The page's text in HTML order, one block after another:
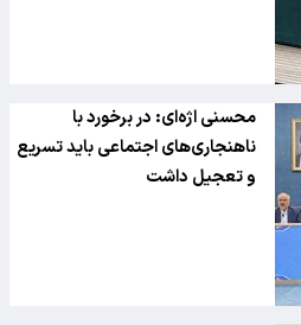
محسنی اژه‌ای: در برخورد با
ناهنجاری‌های اجتماعی باید تسریع
و تعجیل داشت